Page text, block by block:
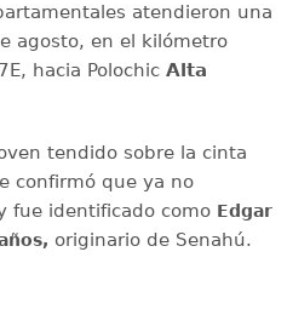
atendieron una
agosto, en el kilómetro
hacia Polochic Alta
tendido sobre la cinta
confirmó que ya no
fue identificado como Edgar
originario de Senahú.